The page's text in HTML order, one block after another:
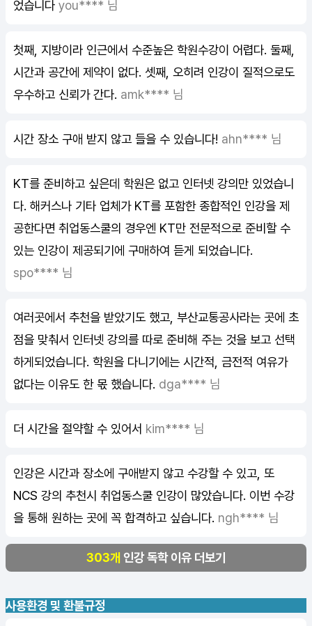
었습니다 you**** 님
첫째, 지방이라 인근에서 수준높은 학원수강이 어렵다. 둘째,
시간과 공간에 제약이 없다. 셋째, 오히려 인강이 질적으로도
우수하고 신뢰가 간다. amk**** 님
시간 장소 구애 받지 않고 들을 수 있습니다! ahn**** 님
KT를 준비하고 싶은데 학원은 없고 인터넷 강의만 있었습니
다. 해커스나 기타 업체가 KT를 포함한 종합적인 인강을 제
공한다면 취업동스쿨의 경우엔 KT만 전문적으로 준비할 수
있는 인강이 제공되기에 구매하여 듣게 되었습니다.
spo**** 님
여러곳에서 추천을 받았기도 했고, 부산교통공사라는 곳에 초
점을 맞춰서 인터넷 강의를 따로 준비해 주는 것을 보고 선택
하게되었습니다. 학원을 다니기에는 시간적, 금전적 여유가
없다는 이유도 한 몫 했습니다. dga**** 님
더 시간을 절약할 수 있어서 kim**** 님
인강은 시간과 장소에 구애받지 않고 수강할 수 있고, 또
NCS 강의 추천시 취업동스쿨 인강이 많았습니다. 이번 수강
을 통해 원하는 곳에 꼭 합격하고 싶습니다. ngh**** 님
303개 인강 독학 이유 더보기
사용환경 및 환불규정